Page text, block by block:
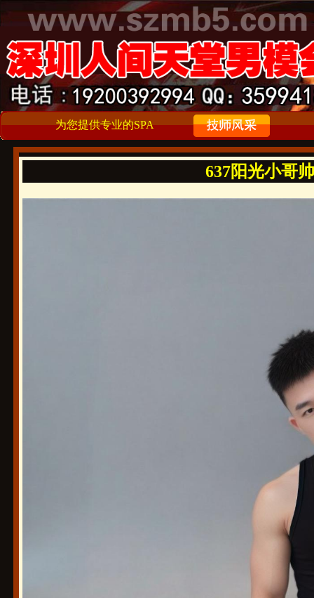
为您提供专业的SPA
637阳光小哥